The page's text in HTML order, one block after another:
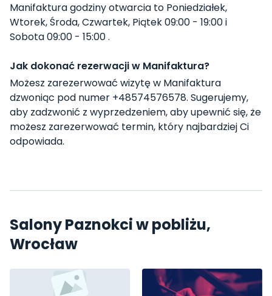
Manifaktura godziny otwarcia to Poniedziałek,
Wtorek, Środa, Czwartek, Piątek 09:00 - 19:00 i
Sobota 09:00 - 15:00 .
Jak dokonać rezerwacji w Manifaktura?
Możesz zarezerwować wizytę w Manifaktura
dzwoniąc pod numer +48574576578. Sugerujemy,
aby zadzwonić z wyprzedzeniem, aby upewnić się, że
możesz zarezerwować termin, który najbardziej Ci
odpowiada.
Salony Paznokci w pobliżu,
Wrocław